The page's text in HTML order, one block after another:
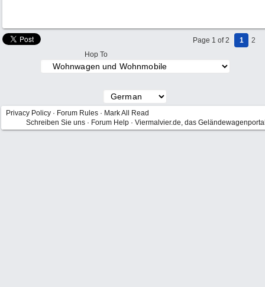
Page 1 of 2 1
2
Hop To
Privacy Policy · Forum Rules · Mark All Read
Schreiben Sie uns · Forum Help · Viermalvier.de, das